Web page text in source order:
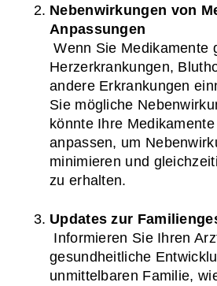
Nebenwirkungen von
Anpassungen
Wenn Sie Medikamente gegen
Herzerkrankungen,
andere Erkrankungen
Sie mögliche
könnte Ihre
anpassen, um
minimieren und
zu erhalten.
Updates zur
gesundheitliche
unmittelbaren Familie,